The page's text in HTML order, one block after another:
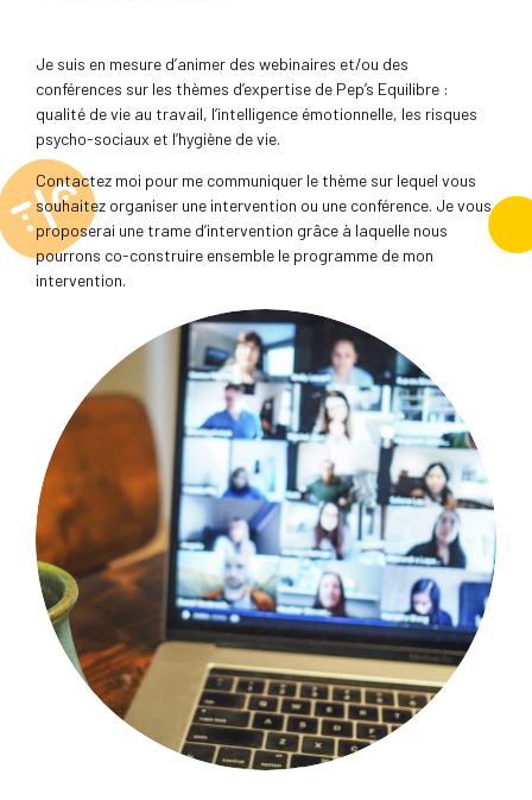
Je suis en mesure d’animer des webinaires et/ou des
conférences sur les thèmes d’expertise de Pep’s Equilibre :
qualité de vie au travail, l’intelligence émotionnelle, les risques
psycho-sociaux et l’hygiène de vie.
Contactez moi pour me communiquer le thème sur lequel vous
souhaitez organiser une intervention ou une conférence. Je vous
proposerai une trame d’intervention grâce à laquelle nous
pourrons co-construire ensemble le programme de mon
intervention.